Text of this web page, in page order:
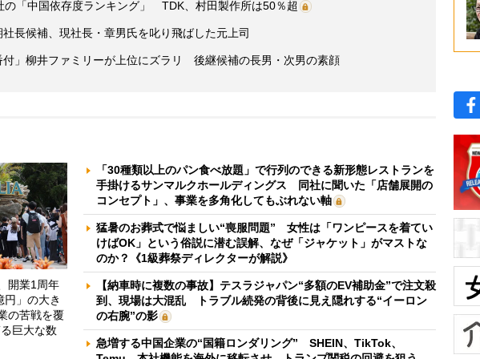
の「中国依存度ランキング」 TDK、村田製作所は50％超
社長候補、現社長・章男氏を叱り飛ばした元上司
付」柳井ファミリーが上位にズラリ 後継候補の長男・次男の素顔
開業1周年
円」の大き
の苦戦を覆
巨大な数
「30種類以上のパン食べ放題」で行列のできる新形態レストランを
手掛けるサンマルクホールディングス 同社に聞いた「店舗展開の
コンセプト」、事業を多角化してもぶれない軸
猛暑のお葬式で悩ましい“喪服問題” 女性は「ワンピースを着てい
けばOK」という俗説に潜む誤解、なぜ「ジャケット」がマストな
のか？《1級葬祭ディレクターが解説》
【納車時に複数の事故】テスラジャパン“多額のEV補助金”で注文殺
到、現場は大混乱 トラブル続発の背後に見え隠れする“イーロン
の右腕”の影
急増する中国企業の“国籍ロンダリング” SHEIN、TikTok、